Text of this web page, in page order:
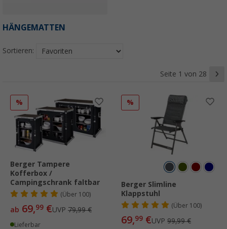
HÄNGEMATTEN
Sortieren:
Seite 1 von 28
%
Berger Tampere
Kofferbox /
Campingschrank faltbar
(Über100)
ab 69,99 €UVP 79,99 €
Lieferbar
%
Berger Slimline
Klappstuhl
(Über100)
69,99 €UVP 99,99 €